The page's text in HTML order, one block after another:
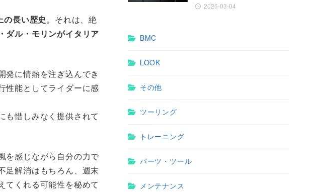
の長い歴史。それは、絶
ダル・モリンがイタリア
発に情熱を注ぎ込んでき
性能としてライダーに感
も惜しみなく提供されて
を感じながら自分の力で
足解消はもちろん、週末
てくれる可能性を秘めて
2026-03-04
BMC
LOOK
その他
ツーリング
トレーニング
パーツ・ツール
メンテナンス